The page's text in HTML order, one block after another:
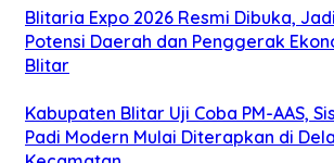
Blitaria Expo 2026 Resmi Dibuka,
Potensi Daerah dan Penggerak
Blitar
Kabupaten Blitar Uji Coba PM-AAS,
Padi Modern Mulai Diterapkan di